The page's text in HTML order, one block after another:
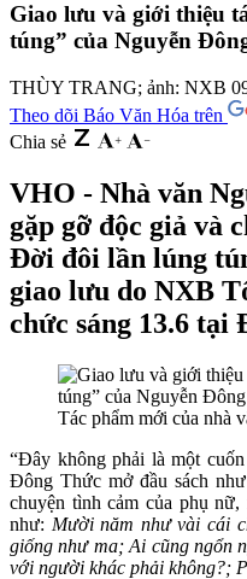
Giao lưu và giới thiệu
túng” của Nguyễn
THÙY TRANG; ảnh: NXB
Theo dõi Báo Văn Hóa trên
Chia sẻ
VHO - Nhà văn
gặp gỡ độc giả và
Đời đôi lần lúng
giao lưu do NXB
chức sáng 13.6 tại
Tác phẩm mới của nhà
“Đây không phải là một
Đông Thức mở đầu sách
chuyện tình cảm của phụ
như: Mười năm như vài cái
giống như ma; Ai cũng ngổn
với người khác phải không?;